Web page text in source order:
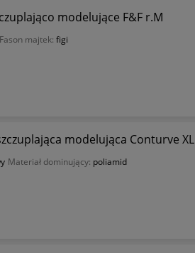
modelujące F&F r.M
Fason majtek: figi
modelująca Conturve XL
Materiał dominujący: poliamid